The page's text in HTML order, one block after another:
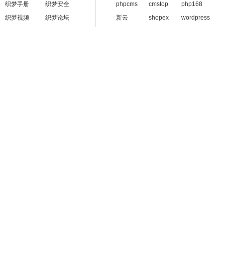
织梦手册
织梦安全
织梦视频
织梦论坛
phpcms
cmstop
php168
新云
shopex wordpress